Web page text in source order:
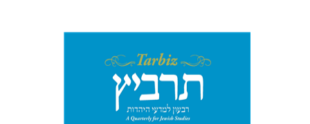
רוני גולדשטיין
משה הלברטל
שלמה נאה
שרית שלו-עיני